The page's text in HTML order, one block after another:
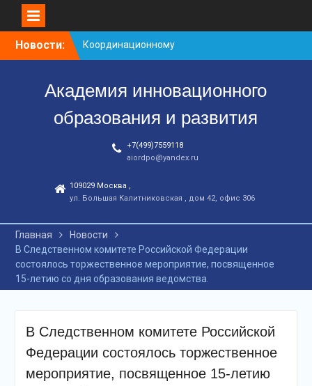
Новости:
Координационному
центру-25 лет!
группа
С юбилеем КЦ!
Академия инновационного
образования и развития
+7(499)7559118
aiordpo@yandex.ru
109029 Москва ,
ул. Большая Калитниковская , дом 42, офис 306
Главная
Новости
В Следственном комитете Российской Федерации
состоялось торжественное мероприятие, посвященное
15-летию со дня образования ведомства.
В Следственном комитете Российской
Федерации состоялось торжественное
мероприятие, посвященное 15-летию